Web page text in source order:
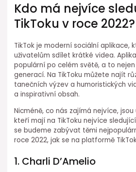
Kdo má nejvíce
TikToku v roce 2022?
TikTok je moderní sociální aplikace,
uživatelům sdílet krátké videa.
populární po celém světě, a to
generací. Na TikToku můžete najít
tanečních výzev a humoristických
a inspirativní obsah.
Nicméně, co nás zajímá nejvíce,
kteří mají na TikToku nejvíce
se budeme zabývat těmi
roce 2022, jak se na platformě
1. Charli D’Amelio